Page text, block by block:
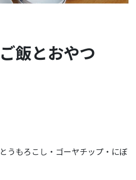
飯とおやつ
うもろこし・ゴーヤチップ・にぼ